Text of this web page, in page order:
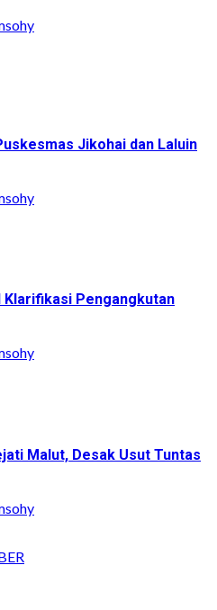
Jikohai dan Laluin
Klarifikasi Pengangkutan
Malut, Desak Usut Tuntas